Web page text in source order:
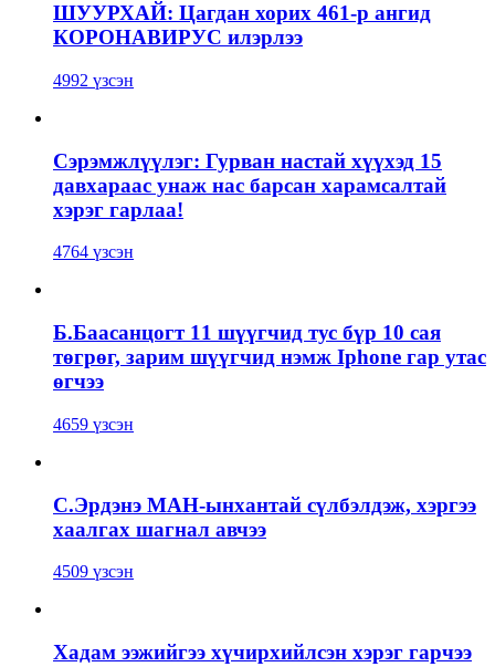
ШУУРХАЙ: Цагдан хорих 461-р ангид
КОРОНАВИРУС илэрлээ
4992 үзсэн
Сэрэмжлүүлэг: Гурван настай хүүхэд 15
давхараас унаж нас барсан харамсалтай
хэрэг гарлаа!
4764 үзсэн
Б.Баасанцогт 11 шүүгчид тус бүр 10 сая
төгрөг, зарим шүүгчид нэмж Iphone гар утас
өгчээ
4659 үзсэн
С.Эрдэнэ МАН-ынхантай сүлбэлдэж, хэргээ
хаалгах шагнал авчээ
4509 үзсэн
Хадам ээжийгээ хүчирхийлсэн хэрэг гарчээ